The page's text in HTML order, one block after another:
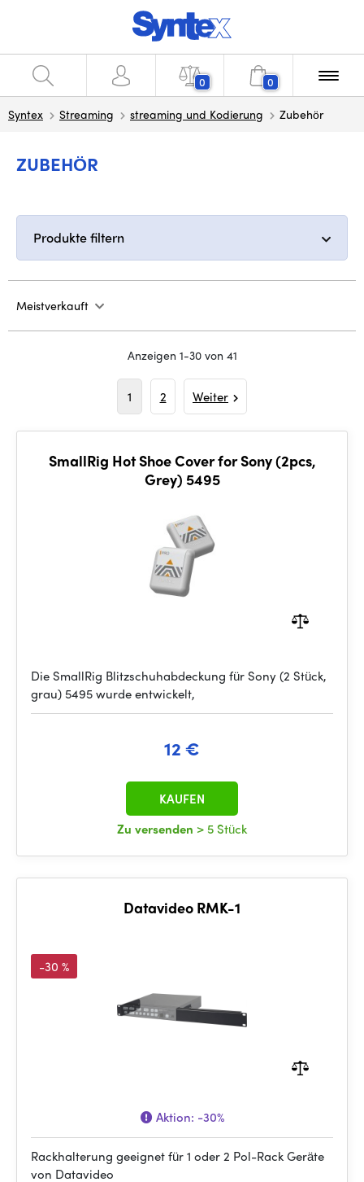
0 0
Syntex Streaming streaming und Kodierung Zubehör
ZUBEHÖR
Produkte filtern
Meistverkauft
Anzeigen 1-30 von 41
1 2 Weiter
SmallRig Hot Shoe Cover for Sony (2pcs,
Grey) 5495
Die SmallRig Blitzschuhabdeckung für Sony (2 Stück,
grau) 5495 wurde entwickelt,
12 €
Zu versenden > 5 Stück
KAUFEN
Datavideo RMK-1
-30 %
Aktion: -30%
Rackhalterung geeignet für 1 oder 2 Pol-Rack Geräte
von Datavideo